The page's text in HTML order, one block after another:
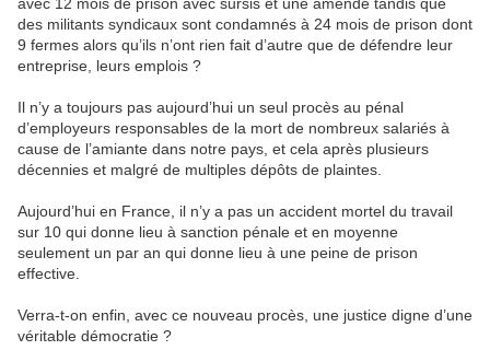
des militants syndicaux sont condamnés à 24 mois de prison dont
9 fermes alors qu’ils n’ont rien fait d’autre que de défendre leur
entreprise, leurs emplois ?
Il n’y a toujours pas aujourd’hui un seul procès au pénal
d’employeurs responsables de la mort de nombreux salariés à
cause de l’amiante dans notre pays, et cela après plusieurs
décennies et malgré de multiples dépôts de plaintes.
Aujourd’hui en France, il n’y a pas un accident mortel du travail
sur 10 qui donne lieu à sanction pénale et en moyenne
seulement un par an qui donne lieu à une peine de prison
effective.
Verra-t-on enfin, avec ce nouveau procès, une justice digne d’une
véritable démocratie ?